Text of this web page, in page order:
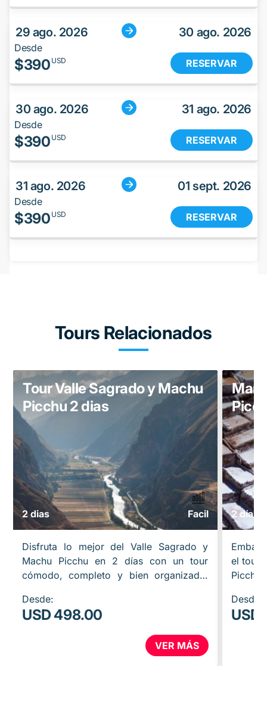
29 ago. 2026 30 ago. 2026
Desde
$390 USD RESERVAR
30 ago. 2026 31 ago. 2026
Desde
$390 USD RESERVAR
31 ago. 2026 01 sept. 2026
Desde
$390 USD RESERVAR
Tours Relacionados
Tour Valle Sagrado y Machu
Picchu 2 dias
2 dias Facil
Disfruta lo mejor del Valle Sagrado y
Machu Picchu en 2 días con un tour
cómodo, completo y bien organizado.
Taray, Pisac, Moray, las…
Desde:
USD 498.00
VER MÁS
2 días /
el tour
Desde:
USD